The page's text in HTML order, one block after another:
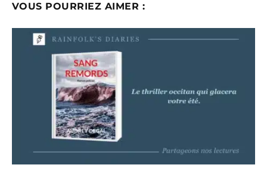
VOUS POURRIEZ AIMER :